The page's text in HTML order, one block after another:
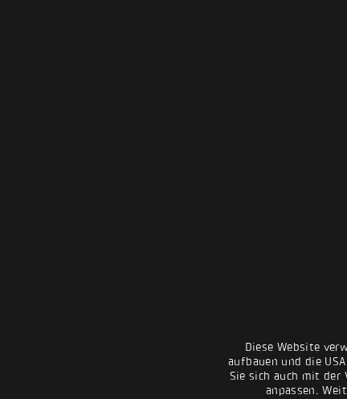
Diese Website
aufbauen und die
Sie sich auch mit der
anpassen.